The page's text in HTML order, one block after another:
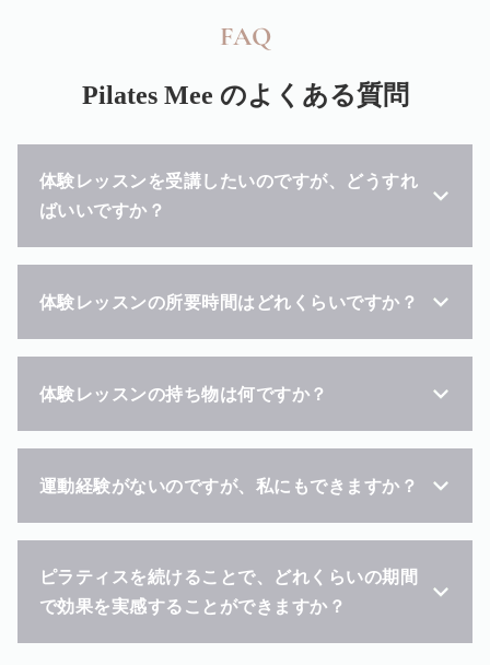
FAQ
Pilates Mee のよくある質問
体験レッスンを受講したいのですが、どうすれ
ばいいですか？
体験レッスンの所要時間はどれくらいですか？
体験レッスンの持ち物は何ですか？
運動経験がないのですが、私にもできますか？
ピラティスを続けることで、どれくらいの期間
で効果を実感することができますか？